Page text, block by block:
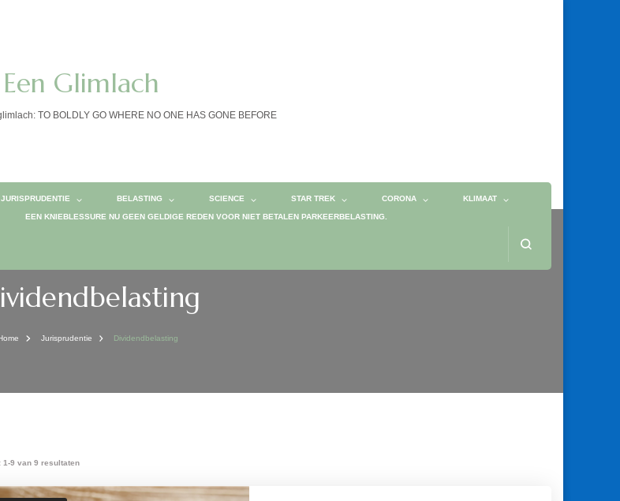
Glimlach
TO BOLDLY GO WHERE NO ONE HAS GONE BEFORE
JURISPRUDENTIE BELASTING SCIENCE STAR TREK CORONA KLIMAAT
EEN KNIEBLESSURE NU GEEN GELDIGE REDEN VOOR NIET BETALEN PARKEERBELASTING.
Jurisprudentie Dividendbelasting
1-9 van 9 resultaten